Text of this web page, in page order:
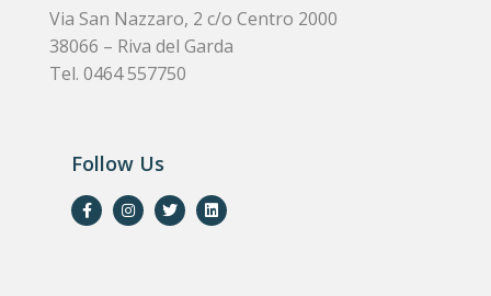
Via San Nazzaro, 2 c/o Centro 2000
38066 – Riva del Garda
Tel. 0464 557750
Follow Us